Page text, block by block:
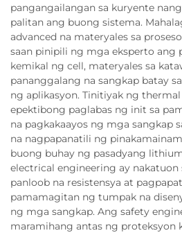
pangangailangan sa kuryente
palitan ang buong sistema.
advanced na materyales sa
saan pinipili ng mga eksperto ang
kemikal ng cell, materyales sa
pananggalang na sangkap batay
ng aplikasyon. Tinitiyak ng
epektibong paglabas ng init sa
na pagkakaayos ng mga sangkap
na nagpapanatili ng
buong buhay ng pasadyang
electrical engineering ay nakatuon
panloob na resistensya at
pamamagitan ng tumpak na
ng mga sangkap. Ang safety
maramihang antas ng proteksyon